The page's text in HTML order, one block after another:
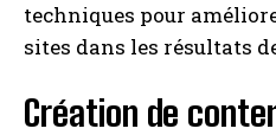
techniques pour
sites dans les résultats
Création de